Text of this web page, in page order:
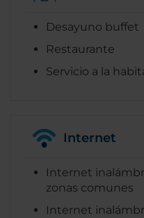
Desayuno buffet
Restaurante
Servicio a la
Internet
Internet
zonas comunes
Internet